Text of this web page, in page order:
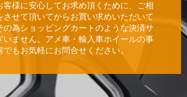
客様に安心してお求め頂くために、ご相
させて頂いてからお買い求めいただいて
の為ショッピングカートのような決済サ
いません。アメ車・輸入車ホイールの事
でもお気軽にお問合せください。